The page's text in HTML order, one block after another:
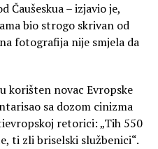
Čaušeskua – izjavio je,
bio strogo skrivan od
fotografija nije smjela da
korišten novac Evropske
sa dozom cinizma
retorici: „Tih 550
ti zli briselski službenici“.